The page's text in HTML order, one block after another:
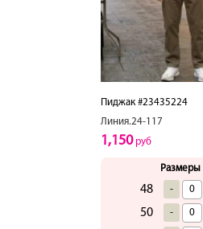
Пиджак #23435224
Линия.24-117
1,150руб
Размеры
48 -
50 -